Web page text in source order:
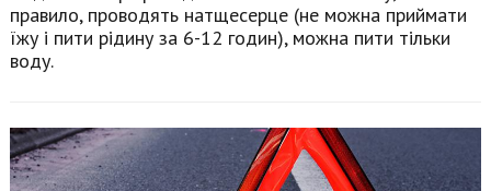
правило, проводять натщесерце (не можна приймати
їжу і пити рідину за 6-12 годин), можна пити тільки
воду.